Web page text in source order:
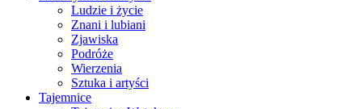
Ludzie i życie
Znani i lubiani
Zjawiska
Podróże
Wierzenia
Sztuka i artyści
Tajemnice